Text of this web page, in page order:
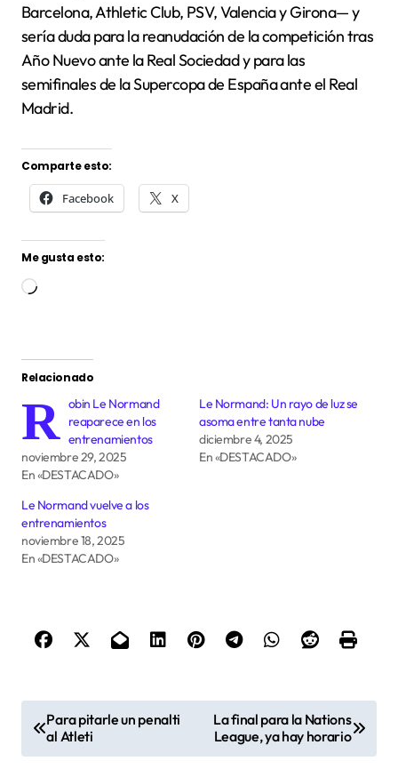
Barcelona, Athletic Club, PSV, Valencia y Girona— y
sería duda para la reanudación de la competición tras
Año Nuevo ante la Real Sociedad y para las
semifinales de la Supercopa de España ante el Real
Madrid.
Comparte esto:
Facebook X
Me gusta esto:
Cargando...
Relacionado
R obin Le Normand
reaparece en los
entrenamientos
noviembre 29, 2025
En «DESTACADO»
Le Normand: Un rayo de luz se
asoma entre tanta nube
diciembre 4, 2025
En «DESTACADO»
Le Normand vuelve a los
entrenamientos
noviembre 18, 2025
En «DESTACADO»
Para pitarle un penalti
al Atleti
La final para la Nations
League, ya hay horario